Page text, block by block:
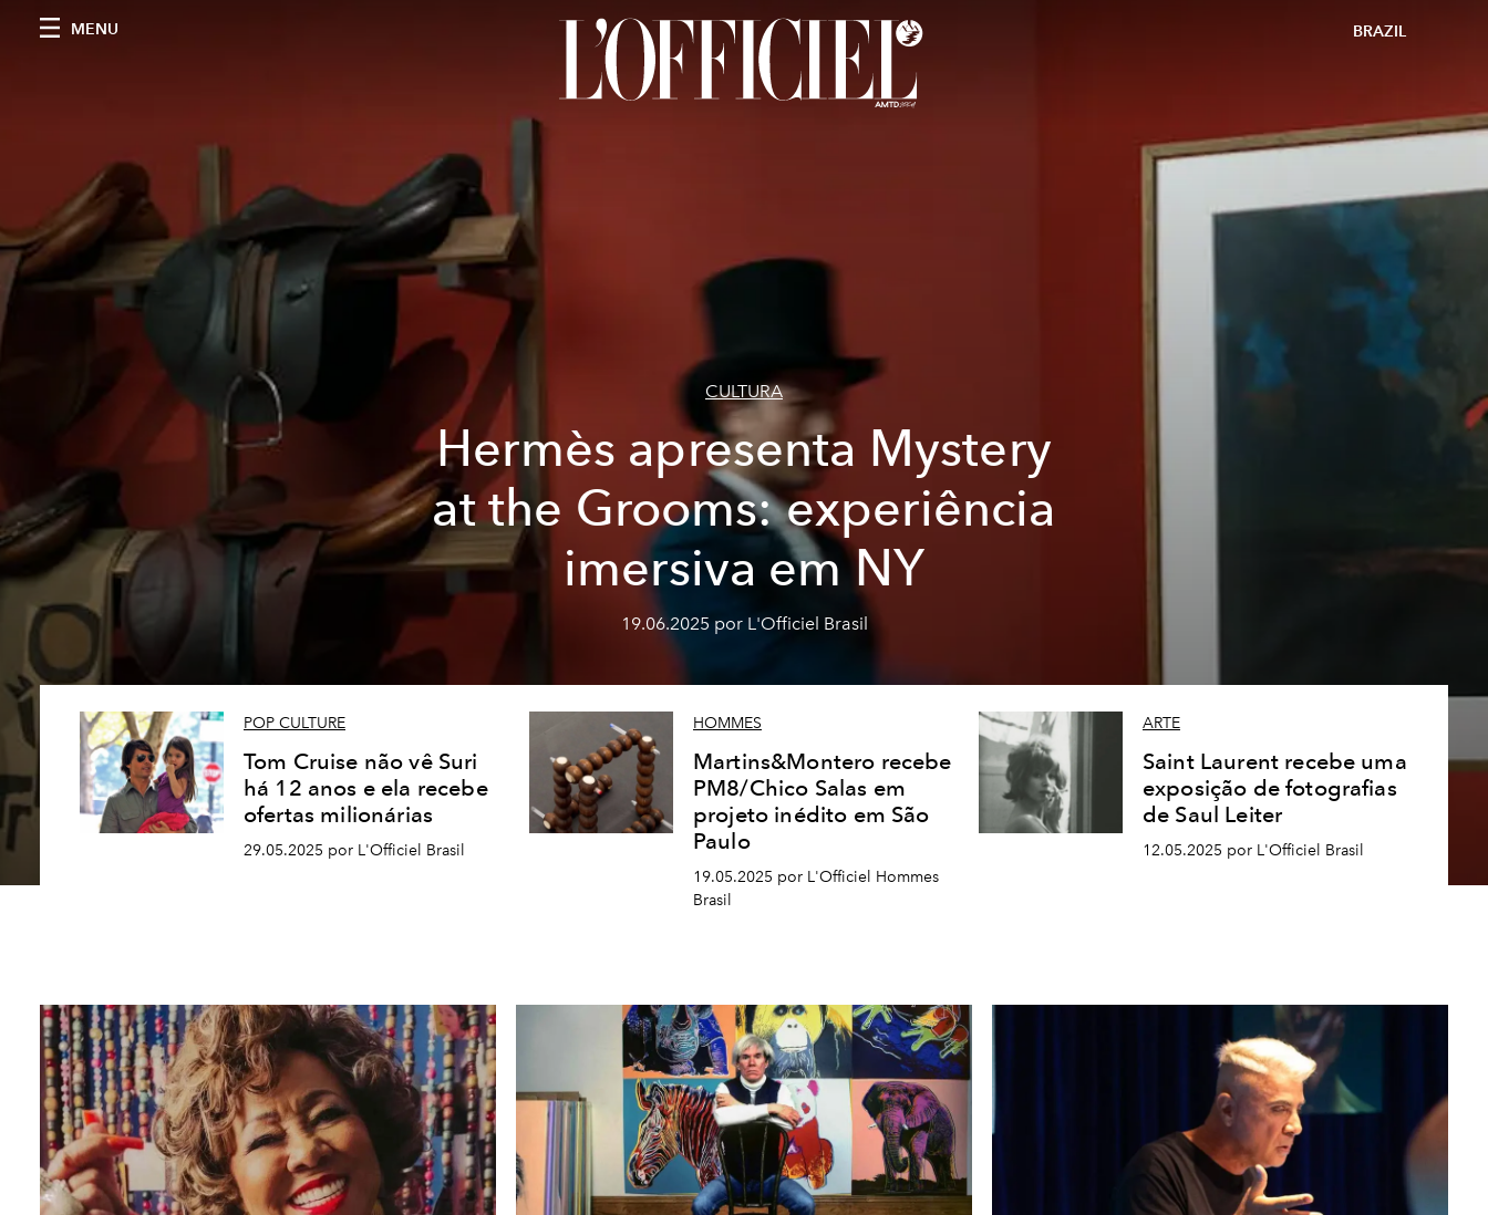
MENU BRAZIL
CULTURA
Hermès apresenta Mystery
at the Grooms: experiência
imersiva em NY
19.06.2025 por L'Officiel Brasil
POP CULTURE
Tom Cruise não vê Suri
há 12 anos e ela recebe
ofertas milionárias
29.05.2025 por L'Officiel Brasil
HOMMES
Martins&Montero recebe
PM8/Chico Salas em
projeto inédito em São
Paulo
19.05.2025 por L'Officiel Hommes
Brasil
ARTE
Saint Laurent recebe uma
exposição de fotografias
de Saul Leiter
12.05.2025 por L'Officiel Brasil